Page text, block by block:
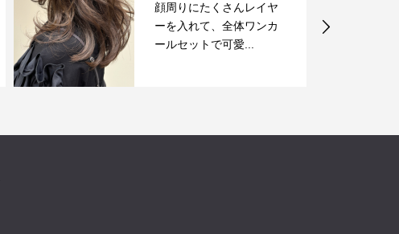
顔周りにたくさんレイヤ
ーを入れて、全体ワンカ
ールセットで可愛...
ンジ：顔周り